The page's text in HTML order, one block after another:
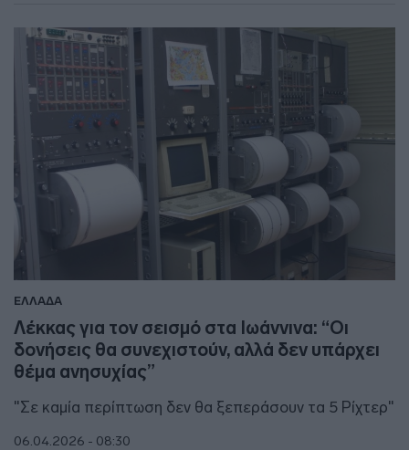
ΕΛΛΑΔΑ
Λέκκας για τον σεισμό στα Ιωάννινα: “Οι
δονήσεις θα συνεχιστούν, αλλά δεν υπάρχει
θέμα ανησυχίας”
"Σε καμία περίπτωση δεν θα ξεπεράσουν τα 5 Ρίχτερ"
06.04.2026 - 08:30